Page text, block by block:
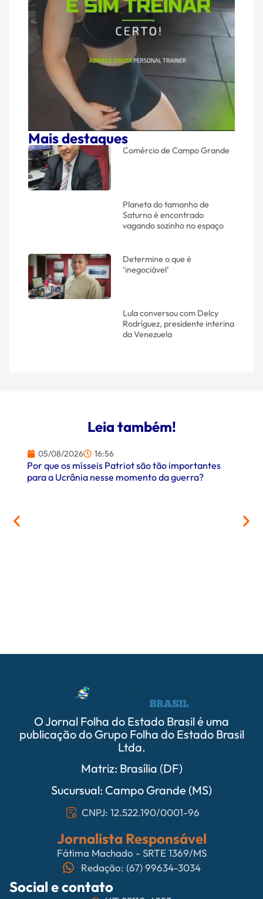
Mais destaques
Comércio de Campo Grande
Planeta do tamanho de
Saturno é encontrado
vagando sozinho no espaço
Determine o que é
‘inegociável’
Lula conversou com Delcy
Rodríguez, presidente interina
da Venezuela
Leia também!
05/08/2026 16:56
Por que os mísseis Patriot são tão importantes
para a Ucrânia nesse momento da guerra?
O Jornal Folha do Estado Brasil é uma
publicação do Grupo Folha do Estado Brasil
Ltda.
Matriz: Brasília (DF)
Sucursual: Campo Grande (MS)
CNPJ: 12.522.190/0001-96
Jornalista Responsável
Fátima Machado - SRTE 1369/MS
Redação: (67) 99634-3034
Social e contato